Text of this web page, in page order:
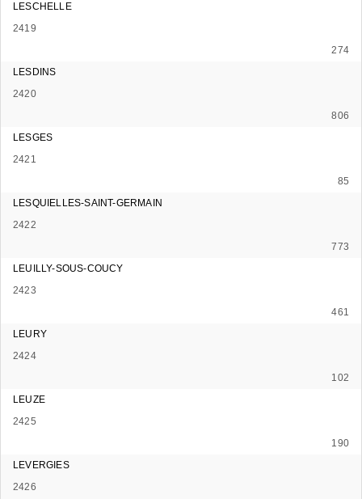
LESCHELLE
2419
274
LESDINS
2420
806
LESGES
2421
85
LESQUIELLES-SAINT-GERMAIN
2422
773
LEUILLY-SOUS-COUCY
2423
461
LEURY
2424
102
LEUZE
2425
190
LEVERGIES
2426